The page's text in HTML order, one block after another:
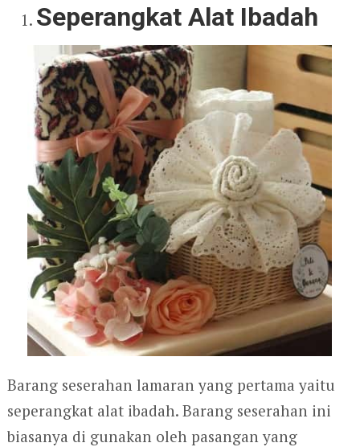
Seperangkat Alat Ibadah
Barang seserahan lamaran yang pertama yaitu
seperangkat alat ibadah. Barang seserahan ini
biasanya di gunakan oleh pasangan yang